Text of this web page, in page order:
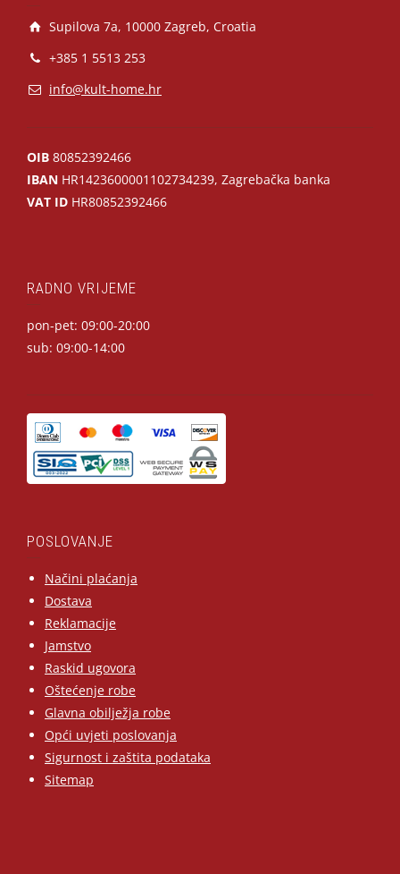
Supilova 7a, 10000 Zagreb, Croatia
+385 1 5513 253
info@kult-home.hr
OIB 80852392466
IBAN HR1423600001102734239, Zagrebačka banka
VAT ID HR80852392466
RADNO VRIJEME
pon-pet: 09:00-20:00
sub: 09:00-14:00
POSLOVANJE
Načini plaćanja
Dostava
Reklamacije
Jamstvo
Raskid ugovora
Oštećenje robe
Glavna obilježja robe
Opći uvjeti poslovanja
Sigurnost i zaštita podataka
Sitemap